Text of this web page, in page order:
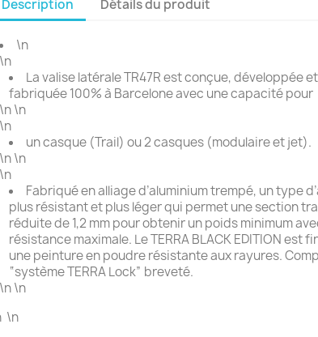
Description Détails du produit
\n
\n
La valise latérale TR47R est conçue, développée et
fabriquée 100% à Barcelone avec une capacité pour
\n \n
\n
un casque (Trail) ou 2 casques (modulaire et jet).
\n \n
\n
Fabriqué en alliage d’aluminium trempé, un type
plus résistant et plus léger qui permet une section
réduite de 1,2 mm pour obtenir un poids minimum
résistance maximale. Le TERRA BLACK EDITION est
une peinture en poudre résistante aux rayures.
“système TERRA Lock” breveté.
\n \n
\n